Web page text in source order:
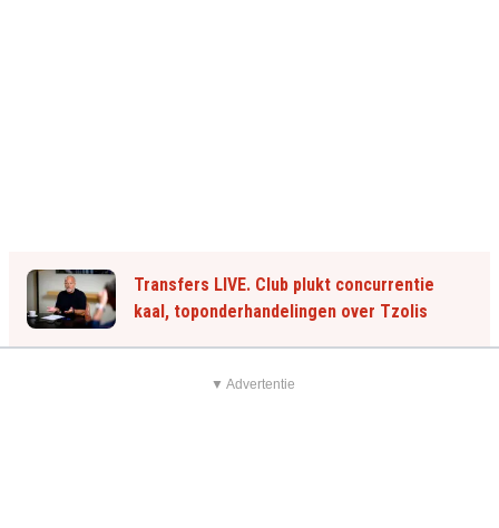
Transfers LIVE. Club plukt concurrentie
kaal, toponderhandelingen over Tzolis
▼ Advertentie